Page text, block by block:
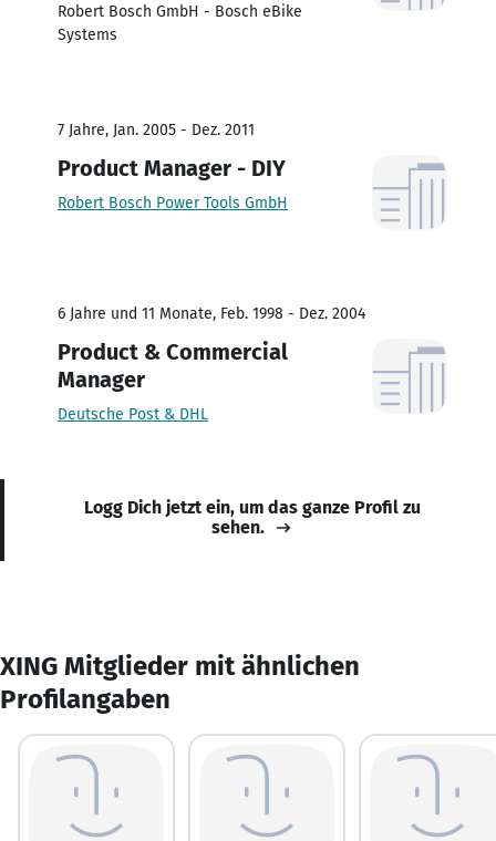
Robert Bosch GmbH - Bosch eBike
Systems
7 Jahre, Jan. 2005 - Dez. 2011
Product Manager - DIY
Robert Bosch Power Tools GmbH
6 Jahre und 11 Monate, Feb. 1998 - Dez. 2004
Product & Commercial
Manager
Deutsche Post & DHL
Logg Dich jetzt ein, um das ganze Profil zu
sehen.
XING Mitglieder mit ähnlichen
Profilangaben